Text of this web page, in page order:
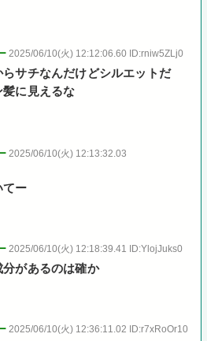
2025/06/10(火) 12:12:06.60 ID:rniw5ZLj0
サチなんだけどシルエットだ
髪に見えるな
2025/06/10(火) 12:13:32.03
てー
2025/06/10(火) 12:18:39.41 ID:YlojJuks0
があるのは確か
2025/06/10(火) 12:36:11.02 ID:r7xRoOr10